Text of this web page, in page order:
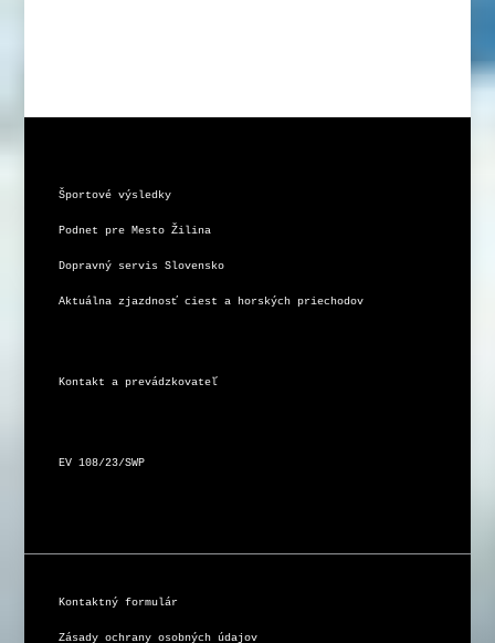
Športové výsledky
Podnet pre Mesto Žilina
Dopravný servis Slovensko
Aktuálna zjazdnosť ciest a horských priechodov
Kontakt a prevádzkovateľ
EV 108/23/SWP
Kontaktný formulár
Zásady ochrany osobných údajov